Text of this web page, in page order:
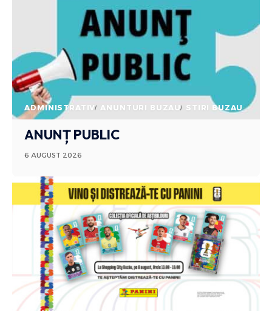
ADMINISTRATIV ANUNTURI BUZAU STIRI BUZAU
ANUNȚ PUBLIC
6 AUGUST 2026